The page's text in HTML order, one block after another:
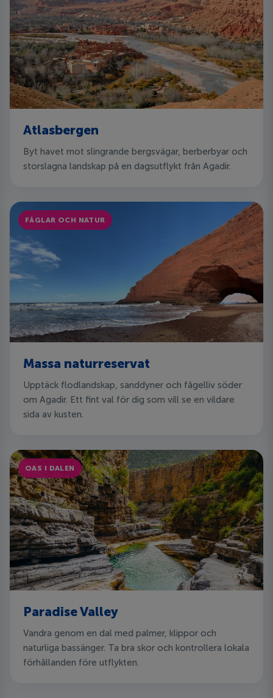
Atlasbergen
Byt havet mot slingrande bergsvägar, berberbyar och
storslagna landskap på en dagsutflykt från Agadir.
FÅGLAR OCH NATUR
Massa naturreservat
Upptäck flodlandskap, sanddyner och fågelliv söder
om Agadir. Ett fint val för dig som vill se en vildare
sida av kusten.
OAS I DALEN
Paradise Valley
Vandra genom en dal med palmer, klippor och
naturliga bassänger. Ta bra skor och kontrollera lokala
förhållanden före utflykten.